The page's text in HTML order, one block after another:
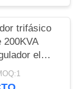
trifásico
200KVA
el
50Hz
SBW